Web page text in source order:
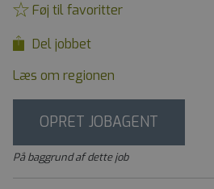
Føj til favoritter
Del jobbet
Læs om regionen
OPRET JOBAGENT
På baggrund af dette job